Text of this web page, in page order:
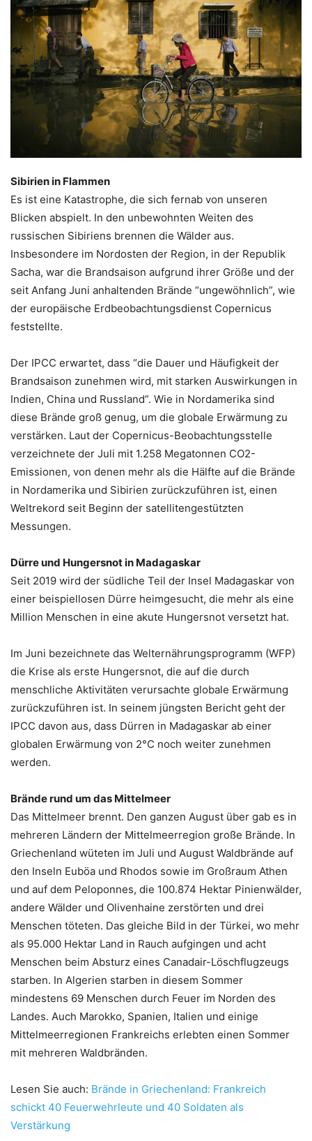
Sibirien in Flammen
Es ist eine Katastrophe, die sich fernab von unseren
Blicken abspielt. In den unbewohnten Weiten des
russischen Sibiriens brennen die Wälder aus.
Insbesondere im Nordosten der Region, in der Republik
Sacha, war die Brandsaison aufgrund ihrer Größe und der
seit Anfang Juni anhaltenden Brände “ungewöhnlich”, wie
der europäische Erdbeobachtungsdienst Copernicus
feststellte.
Der IPCC erwartet, dass “die Dauer und Häufigkeit der
Brandsaison zunehmen wird, mit starken Auswirkungen in
Indien, China und Russland”. Wie in Nordamerika sind
diese Brände groß genug, um die globale Erwärmung zu
verstärken. Laut der Copernicus-Beobachtungsstelle
verzeichnete der Juli mit 1.258 Megatonnen CO2-
Emissionen, von denen mehr als die Hälfte auf die Brände
in Nordamerika und Sibirien zurückzuführen ist, einen
Weltrekord seit Beginn der satellitengestützten
Messungen.
Dürre und Hungersnot in Madagaskar
Seit 2019 wird der südliche Teil der Insel Madagaskar von
einer beispiellosen Dürre heimgesucht, die mehr als eine
Million Menschen in eine akute Hungersnot versetzt hat.
Im Juni bezeichnete das Welternährungsprogramm (WFP)
die Krise als erste Hungersnot, die auf die durch
menschliche Aktivitäten verursachte globale Erwärmung
zurückzuführen ist. In seinem jüngsten Bericht geht der
IPCC davon aus, dass Dürren in Madagaskar ab einer
globalen Erwärmung von 2°C noch weiter zunehmen
werden.
Brände rund um das Mittelmeer
Das Mittelmeer brennt. Den ganzen August über gab es in
mehreren Ländern der Mittelmeerregion große Brände. In
Griechenland wüteten im Juli und August Waldbrände auf
den Inseln Euböa und Rhodos sowie im Großraum Athen
und auf dem Peloponnes, die 100.874 Hektar Pinienwälder,
andere Wälder und Olivenhaine zerstörten und drei
Menschen töteten. Das gleiche Bild in der Türkei, wo mehr
als 95.000 Hektar Land in Rauch aufgingen und acht
Menschen beim Absturz eines Canadair-Löschflugzeugs
starben. In Algerien starben in diesem Sommer
mindestens 69 Menschen durch Feuer im Norden des
Landes. Auch Marokko, Spanien, Italien und einige
Mittelmeerregionen Frankreichs erlebten einen Sommer
mit mehreren Waldbränden.
Lesen Sie auch: Brände in Griechenland: Frankreich
schickt 40 Feuerwehrleute und 40 Soldaten als
Verstärkung